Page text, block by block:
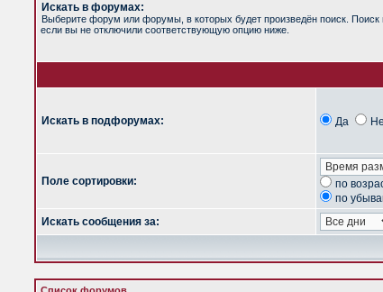
Искать в форумах:
Выберите форум или форумы, в которых будет произведён поиск. Поиск
если вы не отключили соответствующую опцию ниже.
Искать в подфорумах: Да
Поле сортировки:
по
по
Искать сообщения за: